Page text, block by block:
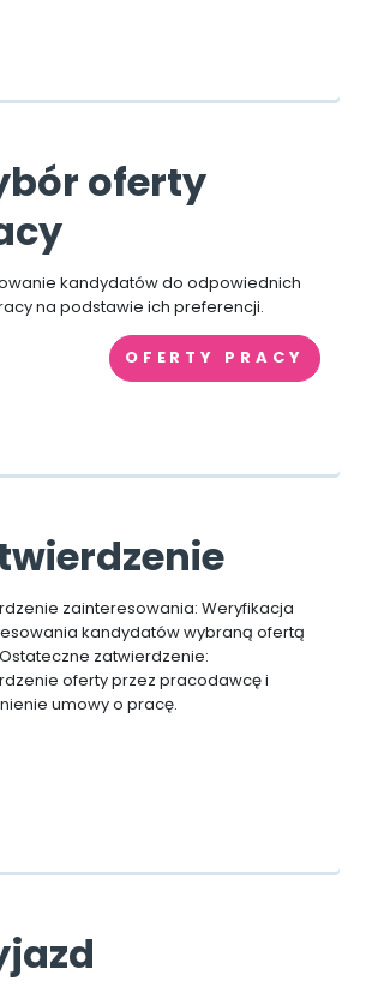
oferty
kandydatów do odpowiednich
na podstawie ich preferencji.
OFERTY PRACY
zainteresowania: Weryfikacja
kandydatów wybraną ofertą
zatwierdzenie:
oferty przez pracodawcę i
umowy o pracę.